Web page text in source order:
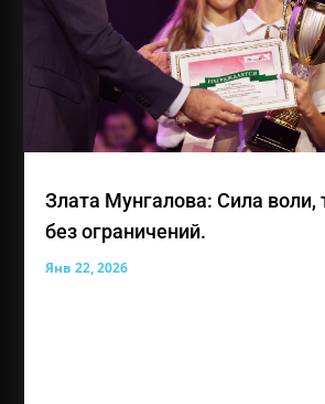
Злата Мунгалова: Сила воли,
без ограничений.
Янв 22, 2026